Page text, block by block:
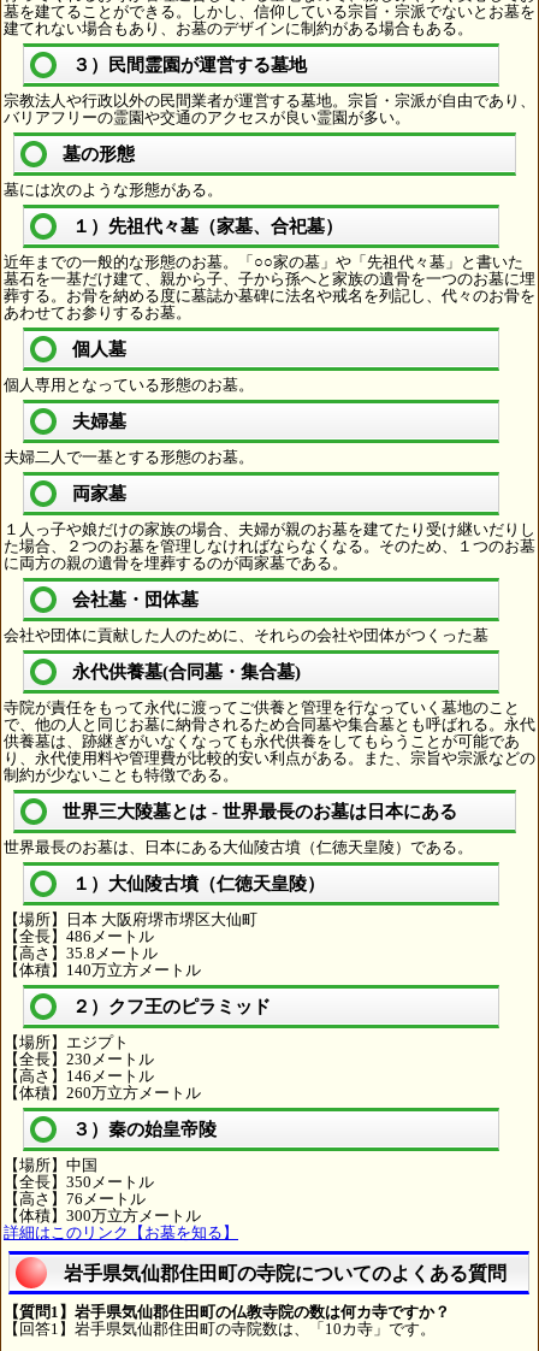
墓を建てることができる。しかし、信仰している宗旨・宗派でないとお墓を
建てれない場合もあり、お墓のデザインに制約がある場合もある。
３）民間霊園が運営する墓地
宗教法人や行政以外の民間業者が運営する墓地。宗旨・宗派が自由であり、
バリアフリーの霊園や交通のアクセスが良い霊園が多い。
墓の形態
墓には次のような形態がある。
１）先祖代々墓（家墓、合祀墓）
近年までの一般的な形態のお墓。「○○家の墓」や「先祖代々墓」と書いた
墓石を一基だけ建て、親から子、子から孫へと家族の遺骨を一つのお墓に埋
葬する。お骨を納める度に墓誌か墓碑に法名や戒名を列記し、代々のお骨を
あわせてお参りするお墓。
個人墓
個人専用となっている形態のお墓。
夫婦墓
夫婦二人で一基とする形態のお墓。
両家墓
１人っ子や娘だけの家族の場合、夫婦が親のお墓を建てたり受け継いだりし
た場合、２つのお墓を管理しなければならなくなる。そのため、１つのお墓
に両方の親の遺骨を埋葬するのが両家墓である。
会社墓・団体墓
会社や団体に貢献した人のために、それらの会社や団体がつくった墓
永代供養墓(合同墓・集合墓)
寺院が責任をもって永代に渡ってご供養と管理を行なっていく墓地のこと
で、他の人と同じお墓に納骨されるため合同墓や集合墓とも呼ばれる。永代
供養墓は、跡継ぎがいなくなっても永代供養をしてもらうことが可能であ
り、永代使用料や管理費が比較的安い利点がある。また、宗旨や宗派などの
制約が少ないことも特徴である。
世界三大陵墓とは - 世界最長のお墓は日本にある
世界最長のお墓は、日本にある大仙陵古墳（仁徳天皇陵）である。
１）大仙陵古墳（仁徳天皇陵）
【場所】日本 大阪府堺市堺区大仙町
【全長】486メートル
【高さ】35.8メートル
【体積】140万立方メートル
２）クフ王のピラミッド
【場所】エジプト
【全長】230メートル
【高さ】146メートル
【体積】260万立方メートル
３）秦の始皇帝陵
【場所】中国
【全長】350メートル
【高さ】76メートル
【体積】300万立方メートル
詳細はこのリンク【お墓を知る】
岩手県気仙郡住田町の寺院についてのよくある質問
【質問1】岩手県気仙郡住田町の仏教寺院の数は何カ寺ですか？
【回答1】岩手県気仙郡住田町の寺院数は、「10カ寺」です。